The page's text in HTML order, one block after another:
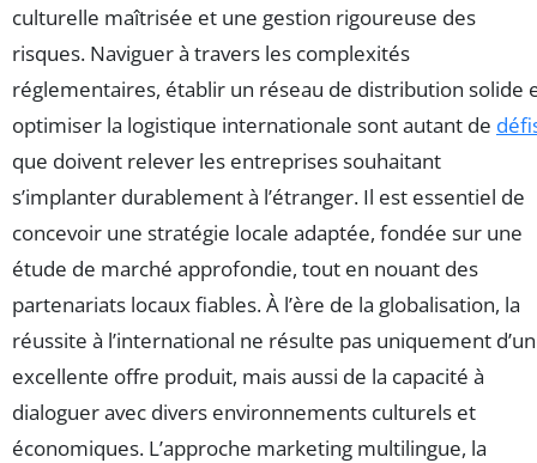
culturelle maîtrisée et une gestion rigoureuse des
risques. Naviguer à travers les complexités
réglementaires, établir un réseau de distribution solide
optimiser la logistique internationale sont autant de
que doivent relever les entreprises souhaitant
s’implanter durablement à l’étranger. Il est essentiel de
concevoir une stratégie locale adaptée, fondée sur une
étude de marché approfondie, tout en nouant des
partenariats locaux fiables. À l’ère de la globalisation, la
réussite à l’international ne résulte pas uniquement
excellente offre produit, mais aussi de la capacité à
dialoguer avec divers environnements culturels et
économiques. L’approche marketing multilingue, la